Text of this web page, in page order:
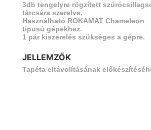
3db tengelyre rögzített
tárcsára szerelve.
Használható ROKAMAT Chameleon
típusú gépekhez.
1 pár kiszerelés szükséges a gépre.
JELLEMZŐK
Tapéta eltávolításának